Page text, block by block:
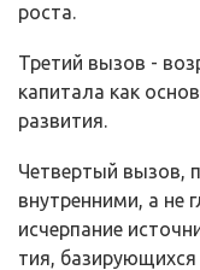
роста.
Третий вызов -
капитала как
развития.
Четвертый вызов,
внутренними, а не
исчерпание
тия,